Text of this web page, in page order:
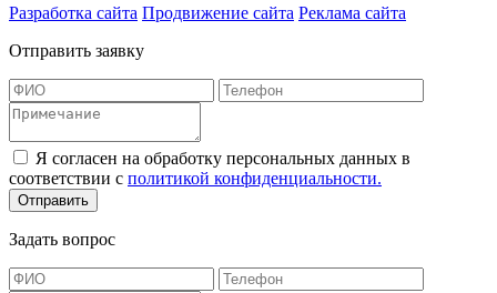
Разработка сайта Продвижение сайта Реклама сайта
Отправить заявку
Я согласен на обработку персональных данных в
соответствии с политикой конфиденциальности.
Отправить
Задать вопрос